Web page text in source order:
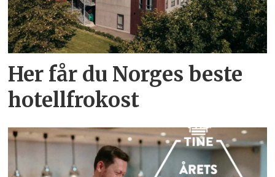
Her får du Norges beste
hotellfrokost